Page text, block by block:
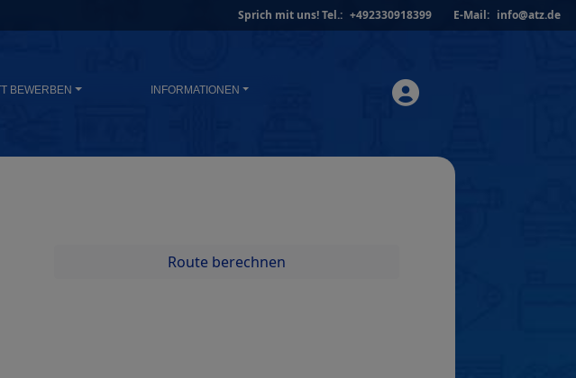
Sprich mit uns!Tel.: +492330918399 E-Mail: info@atz.de
BEWERBEN INFORMATIONEN
Route berechnen